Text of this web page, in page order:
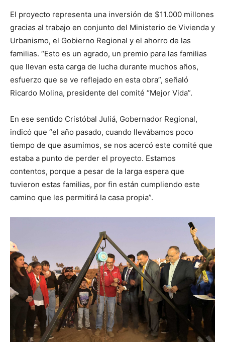
El proyecto representa una inversión de $11.000 millones
gracias al trabajo en conjunto del Ministerio de Vivienda y
Urbanismo, el Gobierno Regional y el ahorro de las
familias. “Esto es un agrado, un premio para las familias
que llevan esta carga de lucha durante muchos años,
esfuerzo que se ve reflejado en esta obra”, señaló
Ricardo Molina, presidente del comité “Mejor Vida”.
En ese sentido Cristóbal Juliá, Gobernador Regional,
indicó que “el año pasado, cuando llevábamos poco
tiempo de que asumimos, se nos acercó este comité que
estaba a punto de perder el proyecto. Estamos
contentos, porque a pesar de la larga espera que
tuvieron estas familias, por fin están cumpliendo este
camino que les permitirá la casa propia”.